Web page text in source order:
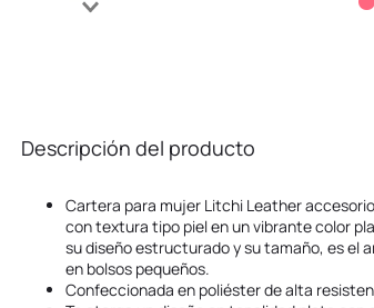
Descripción del producto
Cartera para mujer Litchi Leather
con textura tipo piel en un vibrante color
su diseño estructurado y su tamaño, es el
en bolsos pequeños.
Confeccionada en poliéster de alta